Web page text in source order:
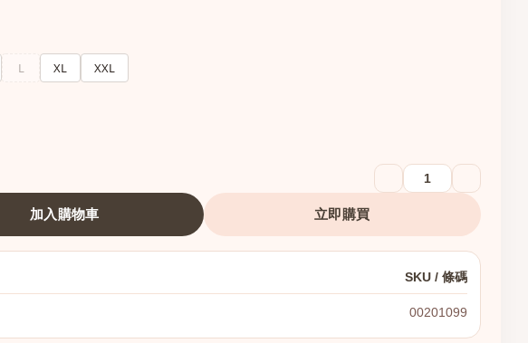
L XL XXL
加入購物車 立即購買
SKU / 條碼
00201099